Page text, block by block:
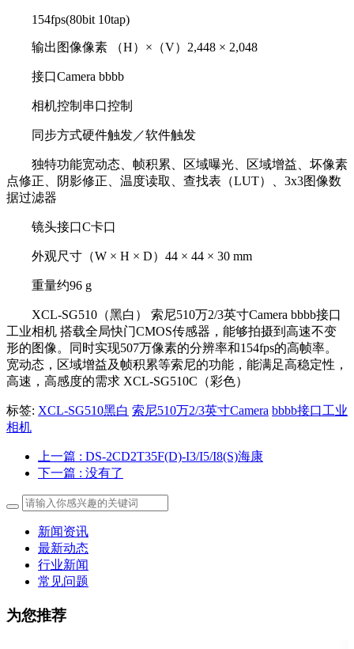
154fps(80bit 10tap)
输出图像像素 （H）×（V）2,448 × 2,048
接口Camera bbbb
相机控制串口控制
同步方式硬件触发／软件触发
独特功能宽动态、帧积累、区域曝光、区域增益、坏像素
点修正、阴影修正、温度读取、查找表（LUT）、3x3图像数
据过滤器
镜头接口C卡口
外观尺寸（W × H × D）44 × 44 × 30 mm
重量约96 g
XCL-SG510（黑白） 索尼510万2/3英寸Camera bbbb接口
工业相机 搭载全局快门CMOS传感器，能够拍摄到高速不变
形的图像。同时实现507万像素的分辨率和154fps的高帧率。
宽动态，区域增益及帧积累等索尼的功能，能满足高稳定性，
高速，高感度的需求 XCL-SG510C（彩色）
标签: XCL-SG510黑白 索尼510万2/3英寸Camera bbbb接口工业
相机
上一篇 : DS-2CD2T35F(D)-I3/I5/I8(S)海康
下一篇 : 没有了
新闻资讯
最新动态
行业新闻
常见问题
为您推荐